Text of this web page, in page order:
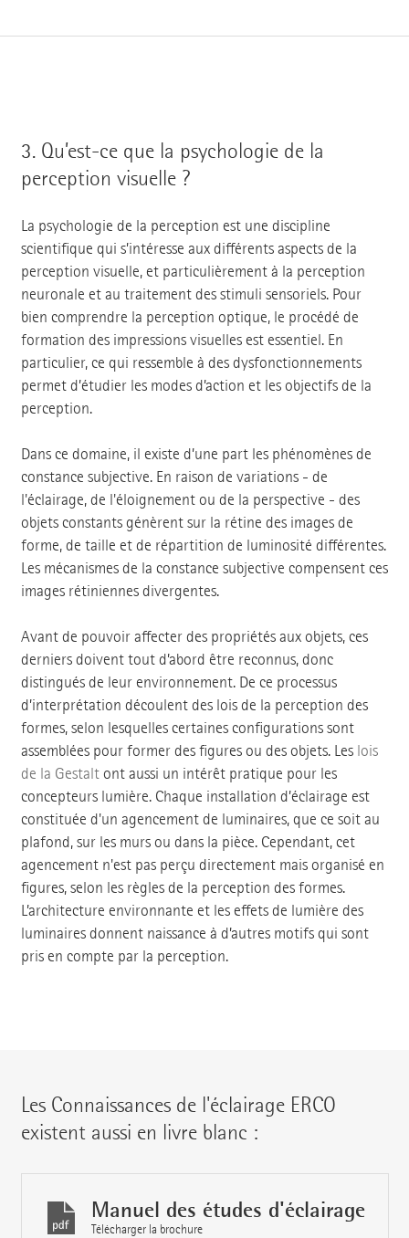
3. Qu’est-ce que la psychologie de la
perception visuelle ?
La psychologie de la perception est une discipline
scientifique qui s’intéresse aux différents aspects de la
perception visuelle, et particulièrement à la perception
neuronale et au traitement des stimuli sensoriels. Pour
bien comprendre la perception optique, le procédé de
formation des impressions visuelles est essentiel. En
particulier, ce qui ressemble à des dysfonctionnements
permet d’étudier les modes d’action et les objectifs de la
perception.
Dans ce domaine, il existe d’une part les phénomènes de
constance subjective. En raison de variations - de
l'éclairage, de l'éloignement ou de la perspective - des
objets constants génèrent sur la rétine des images de
forme, de taille et de répartition de luminosité différentes.
Les mécanismes de la constance subjective compensent ces
images rétiniennes divergentes.
Avant de pouvoir affecter des propriétés aux objets, ces
derniers doivent tout d’abord être reconnus, donc
distingués de leur environnement. De ce processus
d’interprétation découlent des lois de la perception des
formes, selon lesquelles certaines configurations sont
assemblées pour former des figures ou des objets. Les lois
de la Gestaltont aussi un intérêt pratique pour les
concepteurs lumière. Chaque installation d’éclairage est
constituée d'un agencement de luminaires, que ce soit au
plafond, sur les murs ou dans la pièce. Cependant, cet
agencement n'est pas perçu directement mais organisé en
figures, selon les règles de la perception des formes.
L’architecture environnante et les effets de lumière des
luminaires donnent naissance à d’autres motifs qui sont
pris en compte par la perception.
Les Connaissances de l'éclairage ERCO
existent aussi en livre blanc :
Manuel des études d'éclairage
Télécharger la brochure